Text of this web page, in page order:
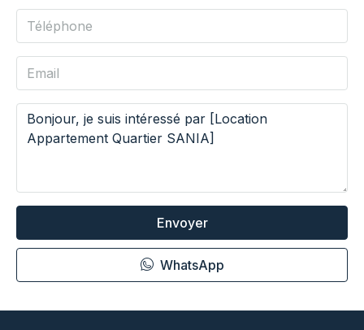
Envoyer
WhatsApp